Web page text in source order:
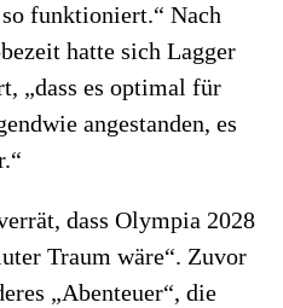
funktioniert.“ Nach
hatte sich Lagger
„dass es optimal für
angestanden, es
dass Olympia 2028
Traum wäre“. Zuvor
„Abenteuer“, die